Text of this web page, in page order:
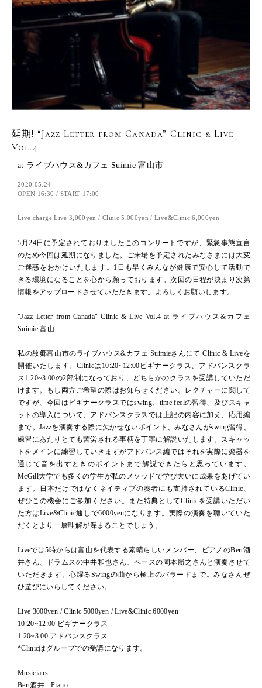
延期! “Jazz Letter from Canada” Clinic & Live
Vol.4
at ライブハウス&カフェ Suimie 富山市
2020.05.24
OPEN 16:30 / START 17:00
Live charge Live 3,000yen / Clinic 5,000yen / Live&Clinic 6,000yen
5月24日に予定されておりましたこのコンサートですが、緊急事態宣言
のため今回は延期になりました。ご来場を予定されたみなさまには大変
ご迷惑をおかけいたします。1日も早くみんなが健康で安心して活動で
きる環境になることを心から願っております。次回の日程が決まり次第
情報をアップロードさせていただきます。よろしくお願いします。
"Jazz Letter from Canada" Clinic & Live Vol.4 at ライブハウス&カフェ
Suimie 富山
私の故郷富山市のライブハウス&カフェ Suimieさんにて Clinic & Liveを
開催いたします。Clinicは10:20~12:00ビギナークラス、アドバンスクラ
ス1:20~3:00の2部制になっており、どちらかのクラスを受講していただ
けます。もし両方ご希望の際はお知らせください。レクチャーに関して
ですが、今回はビギナークラスではswing、time feelの習得、及びスキャ
ットの導入について、アドバンスクラスでは上記の内容に加え、応用編
まで。Jazzを演奏する際に欠かせないポイント、みなさんがswing習得、
練習にあたりとても苦労される事柄を丁寧に解説いたします。スキャッ
トをメインに練習していきますがアドバンス編ではそれを実際に楽器を
通じて音を出すときのポイントまで解説できたらと思っています。
McGill大学でも多くの学生が私のメソッドで学び大いに成果をあげてい
ます。日本だけではなくネイティブの奏者にも支持されているClinic、
ぜひこの機会にご参加ください。また特典としてClinicを受講いただい
た方はLive&Clinic通しで6000yenになります。実際の演奏を聴いていた
だくとより一層理解が深まることでしょう。
Liveでは5時からは富山を代表する素晴らしいメンバー、ピアノのBert酒
井さん、ドラムスの中井和也さん、ベースの岡本勝之さんと演奏させて
いただきます。心躍るSwingの曲から極上のバラードまで。みなさんぜ
ひ遊びにいらしてください。
Live 3000yen / Clinic 5000yen / Live&Clinic 6000yen
10:20~12:00 ビギナークラス
1:20~3:00 アドバンスクラス
*Clinicはグループでの受講になります。
Musicians:
Bert酒井 - Piano